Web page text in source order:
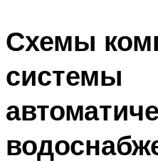
Схемы
системы